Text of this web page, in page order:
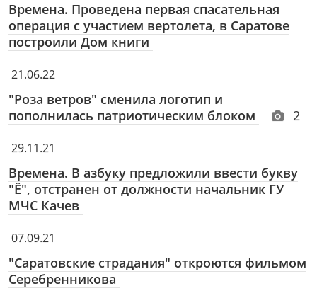
Времена. Проведена первая спасательная
операция с участием вертолета, в Саратове
построили Дом книги
21.06.22
"Роза ветров" сменила логотип и
пополнилась патриотическим блоком
2
29.11.21
Времена. В азбуку предложили ввести букву
"Ё", отстранен от должности начальник ГУ
МЧС Качев
07.09.21
"Саратовские страдания" откроются фильмом
Серебренникова